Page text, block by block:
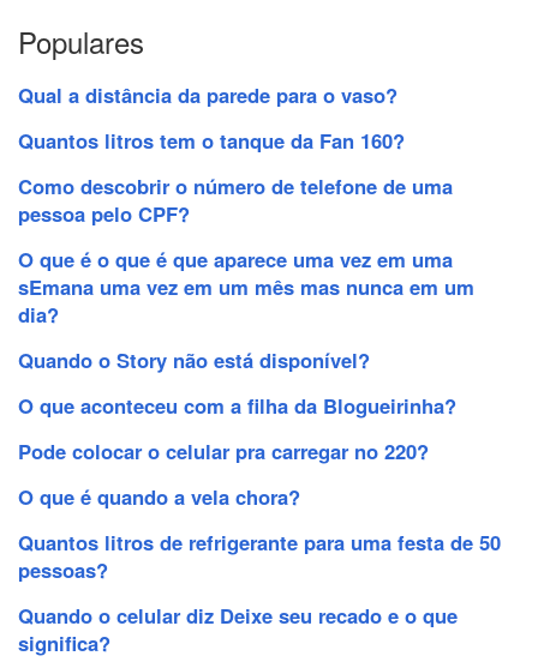
Populares
Qual a distância da parede para o vaso?
Quantos litros tem o tanque da Fan 160?
Como descobrir o número de telefone de uma
pessoa pelo CPF?
O que é o que é que aparece uma vez em uma
sEmana uma vez em um mês mas nunca em um
dia?
Quando o Story não está disponível?
O que aconteceu com a filha da Blogueirinha?
Pode colocar o celular pra carregar no 220?
O que é quando a vela chora?
Quantos litros de refrigerante para uma festa de 50
pessoas?
Quando o celular diz Deixe seu recado e o que
significa?